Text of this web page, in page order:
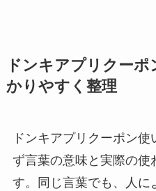
ドンキアプリクー
かりやすく整理
ドンキアプリクーポン
ず言葉の意味と実際の使
す。同じ言葉でも、人に